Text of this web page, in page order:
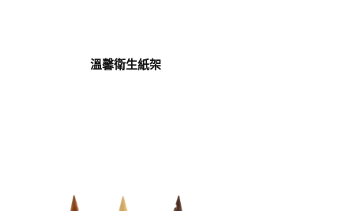
溫馨衛生紙架